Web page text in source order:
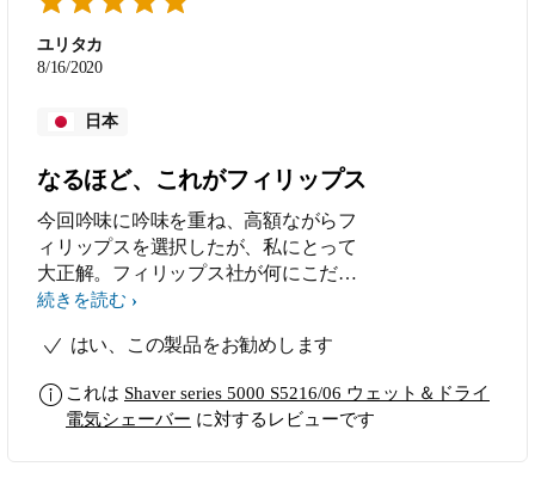
ユリタカ
8/16/2020
日本
なるほど、これがフィリップス
今回吟味に吟味を重ね、高額ながらフ
ィリップスを選択したが、私にとって
大正解。フィリップス社が何にこだわ
り続けているのか。徹底して肌を削ら
るが肌が痛まない。
続きを読む
はい、この製品をお勧めします
これは Shaver series 5000 S5216/06 ウェット＆ドライ
電気シェーバー に対するレビューです